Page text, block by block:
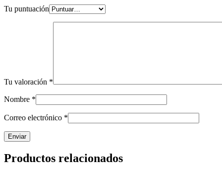
Tu puntuación
Tu valoración *
Nombre *
Correo electrónico *
Productos relacionados